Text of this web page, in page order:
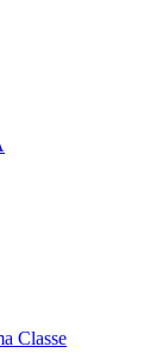
Classe